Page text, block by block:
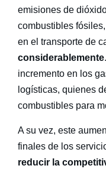
emisiones de
combustibles
en el transporte de
considerablemente
incremento en los
logísticas, quienes
combustibles para
A su vez, este
finales de los
reducir la